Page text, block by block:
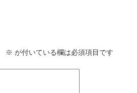
※ が付いている欄は必須項目です